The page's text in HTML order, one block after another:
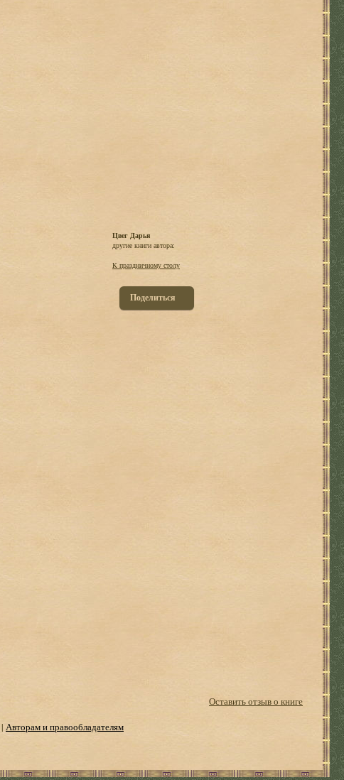
Цвег Дарья
другие книги автора:
К праздничному столу
Поделиться
Оставить отзыв о книге
| Авторам и правообладателям